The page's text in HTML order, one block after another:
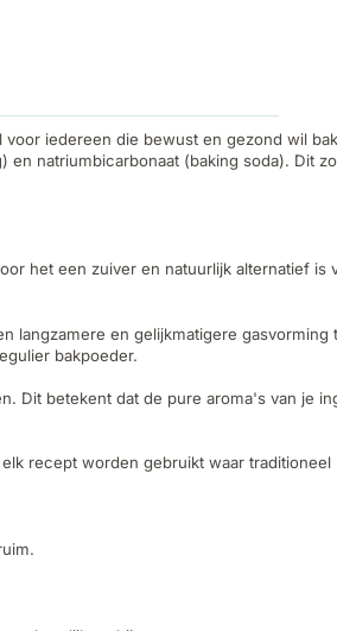
voor iedereen die bewust en gezond wil
natriumbicarbonaat (baking soda). Dit
het een zuiver en natuurlijk alternatief
langzamere en gelijkmatigere
bakpoeder.
Dit betekent dat de pure aroma's van je
recept worden gebruikt waar